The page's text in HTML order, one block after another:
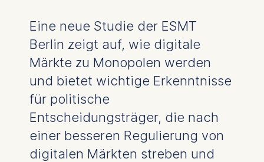
Eine neue Studie der ESMT
Berlin zeigt auf, wie digitale
Märkte zu Monopolen werden
und bietet wichtige Erkenntnisse
für politische
Entscheidungsträger, die nach
einer besseren Regulierung von
digitalen Märkten streben und